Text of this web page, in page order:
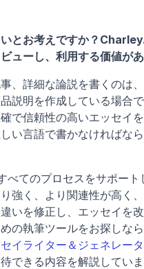
とお考えですか？
ューし、利用する価値が
、詳細な論説を書くのは
説明を作成している場合
で信頼性の高いエッセイ
い言語で書かなければな
べてのプロセスをサポー
強く、より関連性が高く
いを修正し、エッセイを
の執筆ツールをお探しな
イライター＆ジェネレー
できる内容を解説していま